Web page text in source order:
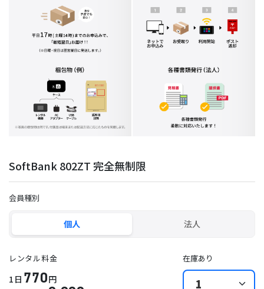
SoftBank 802ZT 完全無制限
会員種別
個人 法人
レンタル料金
1日 770円
在庫あり